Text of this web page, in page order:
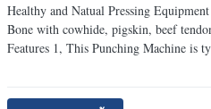
Healthy and Natual Pressing
Bone with cowhide, pigskin, beef
Features 1, This Punching Machine is